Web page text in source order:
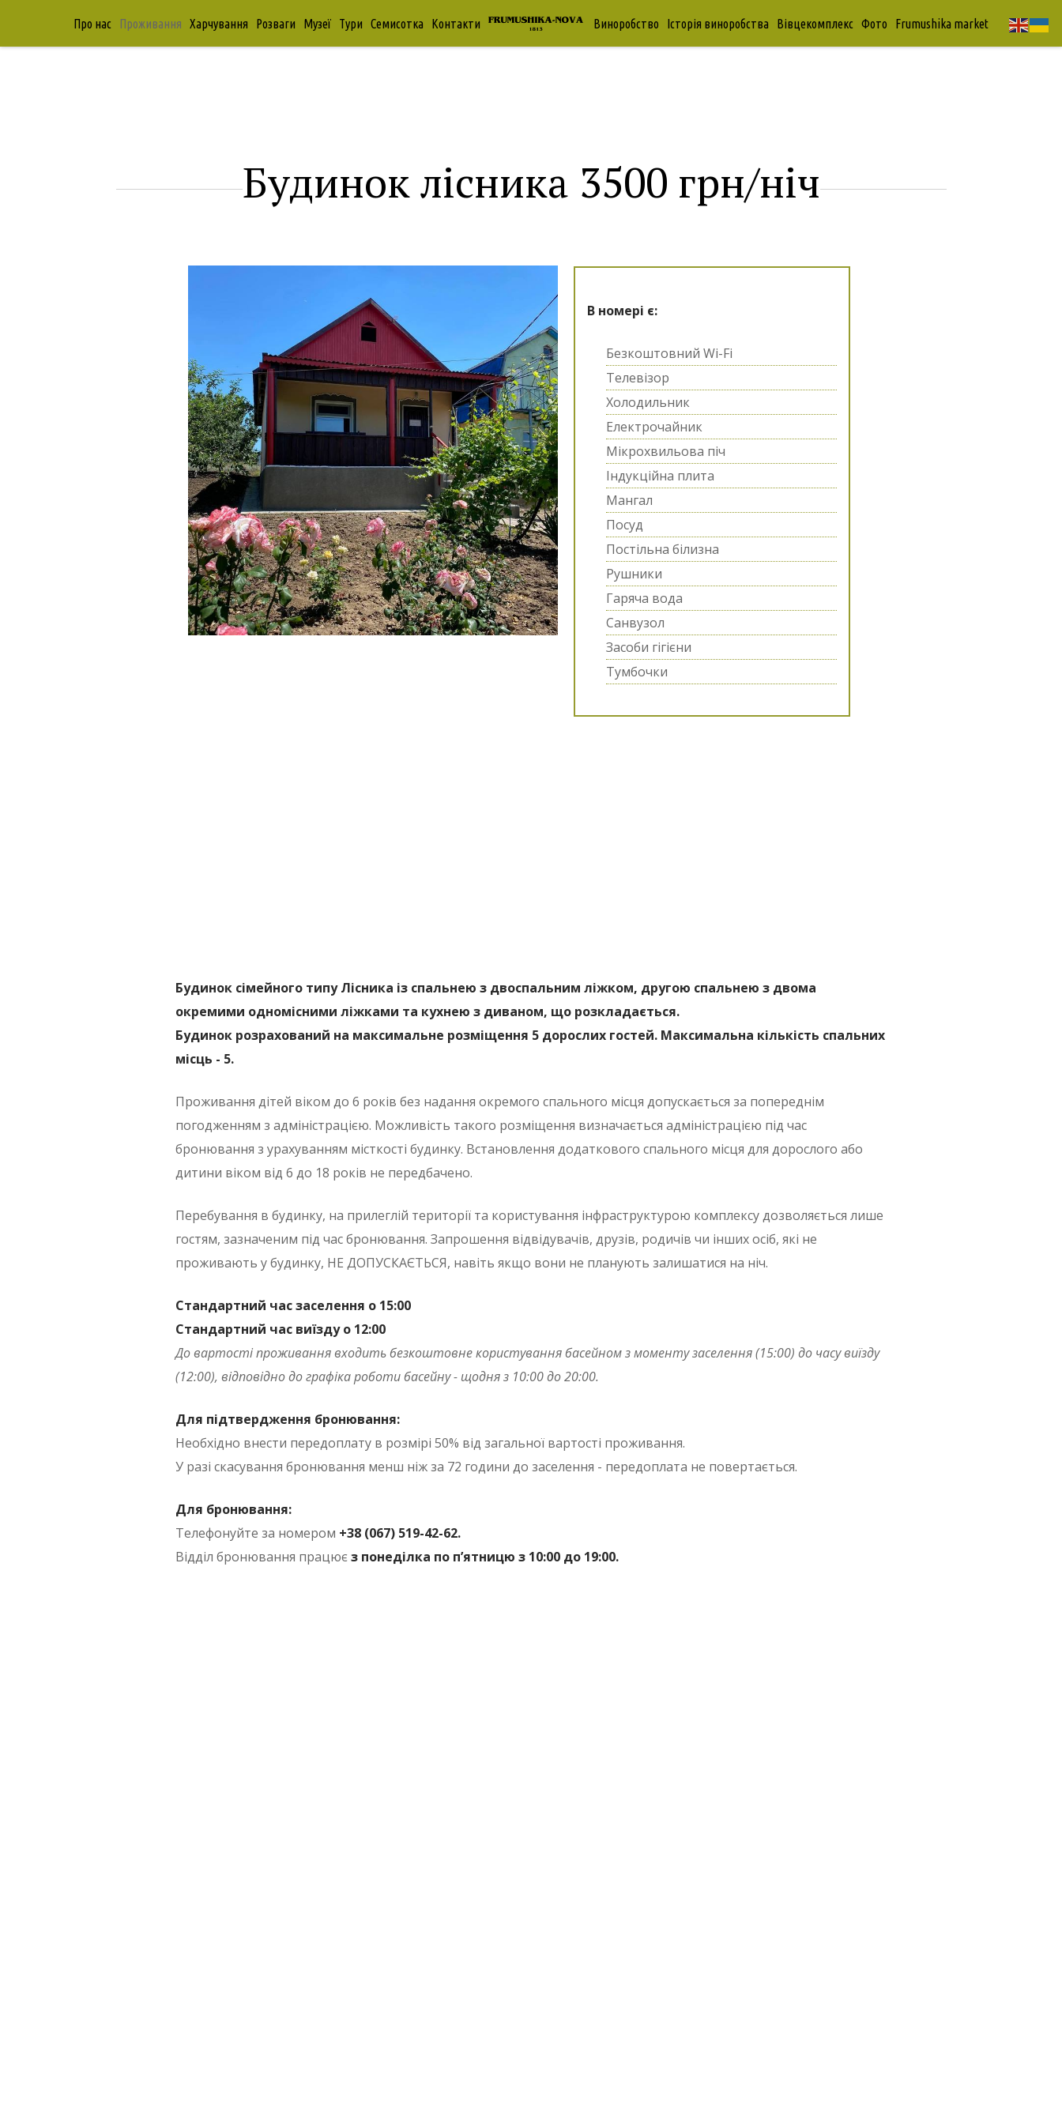
Про нас Проживання Харчування Розваги Музеї Тури Семисотка Контакти Виноробство Історія виноробства Вівцекомплекс Фото Frumushika market
Будинок лісника 3500 грн/ніч
В номері є:
Безкоштовний Wi-Fi
Телевізор
Холодильник
Електрочайник
Мікрохвильова піч
Індукційна плита
Мангал
Посуд
Постільна білизна
Рушники
Гаряча вода
Санвузол
Засоби гігієни
Тумбочки
Будинок сімейного типу Лісника із спальнею з двоспальним ліжком, другою спальнею з двома
окремими одномісними ліжками та кухнею з диваном, що розкладається.
Будинок розрахований на максимальне розміщення 5 дорослих гостей. Максимальна кількість спальних
місць - 5.
Проживання дітей віком до 6 років без надання окремого спального місця допускається за попереднім
погодженням з адміністрацією. Можливість такого розміщення визначається адміністрацією під час
бронювання з урахуванням місткості будинку. Встановлення додаткового спального місця для дорослого або
дитини віком від 6 до 18 років не передбачено.
Перебування в будинку, на прилеглій території та користування інфраструктурою комплексу дозволяється лише
гостям, зазначеним під час бронювання. Запрошення відвідувачів, друзів, родичів чи інших осіб, які не
проживають у будинку, НЕ ДОПУСКАЄТЬСЯ, навіть якщо вони не планують залишатися на ніч.
Стандартний час заселення о 15:00
Стандартний час виїзду о 12:00
До вартості проживання входить безкоштовне користування басейном з моменту заселення (15:00) до часу виїзду
(12:00), відповідно до графіка роботи басейну - щодня з 10:00 до 20:00.
Для підтвердження бронювання:
Необхідно внести передоплату в розмірі 50% від загальної вартості проживання.
У разі скасування бронювання менш ніж за 72 години до заселення - передоплата не повертається.
Для бронювання:
Телефонуйте за номером +38 (067) 519-42-62.
Відділ бронювання працює з понеділка по п’ятницю з 10:00 до 19:00.